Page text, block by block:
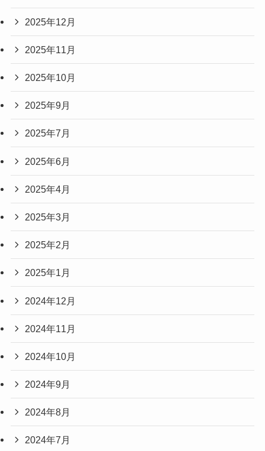
2025年12月
2025年11月
2025年10月
2025年9月
2025年7月
2025年6月
2025年4月
2025年3月
2025年2月
2025年1月
2024年12月
2024年11月
2024年10月
2024年9月
2024年8月
2024年7月